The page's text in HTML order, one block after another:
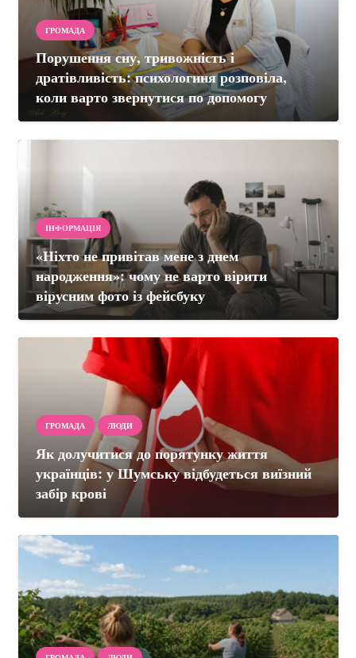
ГРОМАДА
Порушення сну, тривожність і
дратівливість: психологиня розповіла,
коли варто звернутися по допомогу
ІНФОРМАЦІЯ
«Ніхто не привітав мене з днем
народження»: чому не варто вірити
вірусним фото із фейсбуку
ГРОМАДА ЛЮДИ
Як долучитися до порятунку життя
українців: у Шумську відбудеться виїзний
забір крові